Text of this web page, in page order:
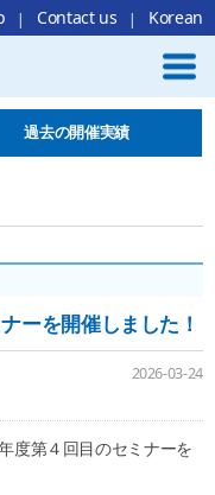
가기Contact us Korean
過去の開催実績
ーを開催しました！
2026-03-24
度第４回目のセミナーを